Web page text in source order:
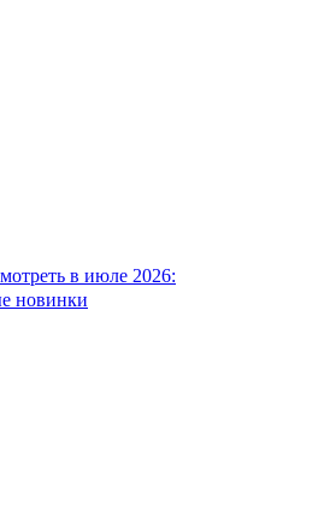
в июле 2026:
новинки